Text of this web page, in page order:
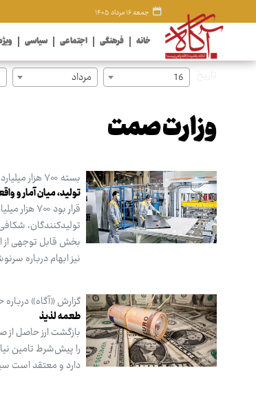
جمعه ۱۶ مرداد ۱۴۰۵
خانه فرهنگی اجتماعی سیاسی
16 مرداد
وزارت صمت
بسته ۷۰۰ هزار میلیارد تومانی حمایت از تولید، در هاله‌ای از ابهام قرار دارد
تولید، میان آمار و
قرار بود
تولیدکنندگان،
بخش قابل توجهی از
نیز ابهام درباره
گزارش «آگاه» درباره
طعمه لذیذ
بازگشت ارز حاصل
را پیش‌شرط تامین
دارد و معتقد است